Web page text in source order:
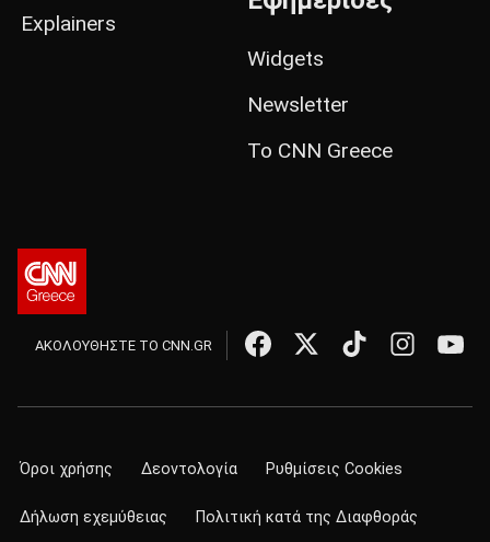
Explainers
Widgets
Newsletter
Το CNN Greece
ΑΚΟΛΟΥΘΗΣΤΕ ΤΟ CNN.GR
Όροι χρήσης Δεοντολογία Ρυθμίσεις Cookies
Δήλωση εχεμύθειας Πολιτική κατά της Διαφθοράς